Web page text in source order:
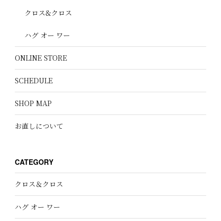
クロス&クロス
ハグ オー ワー
ONLINE STORE
SCHEDULE
SHOP MAP
お直しについて
CATEGORY
クロス＆クロス
ハグ オー ワー